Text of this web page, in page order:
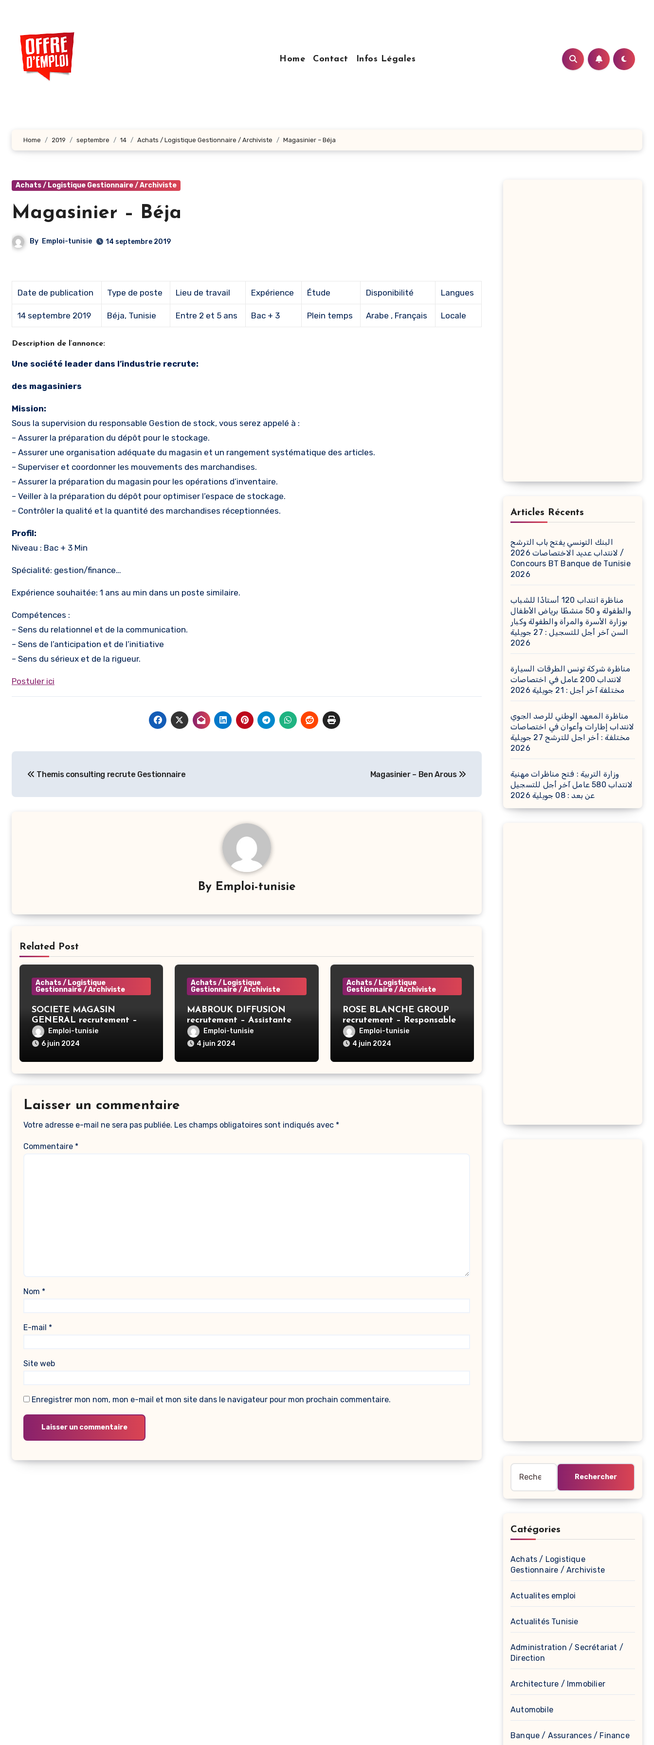
contenu
principal
Home
Contact Infos Légales
Home 2019 septembre 14 Achats / Logistique Gestionnaire / Archiviste Magasinier – Béja
Achats / Logistique Gestionnaire / Archiviste
Magasinier – Béja
By Emploi-tunisie 14 septembre 2019
Date de publication Type de poste Lieu de travail Expérience Étude Disponibilité Langues
14 septembre 2019 Béja, Tunisie Entre 2 et 5 ans Bac + 3 Plein temps Arabe , Français Locale
Description de l’annonce:
Une société leader dans l’industrie recrute:
des magasiniers
Mission:
Sous la supervision du responsable Gestion de stock, vous serez appelé à :
– Assurer la préparation du dépôt pour le stockage.
– Assurer une organisation adéquate du magasin et un rangement systématique des articles.
– Superviser et coordonner les mouvements des marchandises.
– Assurer la préparation du magasin pour les opérations d’inventaire.
– Veiller à la préparation du dépôt pour optimiser l’espace de stockage.
– Contrôler la qualité et la quantité des marchandises réceptionnées.
Profil:
Niveau : Bac + 3 Min
Spécialité: gestion/finance…
Expérience souhaitée: 1 ans au min dans un poste similaire.
Compétences :
– Sens du relationnel et de la communication.
– Sens de l’anticipation et de l’initiative
– Sens du sérieux et de la rigueur.
Postuler ici
de
l’article
Themis consulting recrute Gestionnaire Magasinier – Ben Arous
By Emploi-tunisie
Related Post
Achats / Logistique
Gestionnaire / Archiviste
SOCIETE MAGASIN
GENERAL recrutement –
Acheteur Téléphonie – Tunis
Emploi-tunisie
6 juin 2024
Achats / Logistique
Gestionnaire / Archiviste
MABROUK DIFFUSION
recrutement – Assistante
achat – Tunis
Emploi-tunisie
4 juin 2024
Achats / Logistique
Gestionnaire / Archiviste
ROSE BLANCHE GROUP
recrutement – Responsable
Sécurité Incendie Groupe –
Sousse
Emploi-tunisie
4 juin 2024
Laisser un commentaire
Votre adresse e-mail ne sera pas publiée. Les champs obligatoires sont indiqués avec *
Commentaire *
Nom *
E-mail *
Site web
Enregistrer mon nom, mon e-mail et mon site dans le navigateur pour mon prochain commentaire.
Articles Récents
البنك التونسي يفتح باب الترشح
لانتداب عديد الاختصاصات 2026 /
Concours BT Banque de Tunisie
2026
مناظرة انتداب 120 أستاذًا للشباب
والطفولة و 50 منشطًا برياض الأطفال
بوزارة الأسرة والمرأة والطفولة وكبار
السن آخر أجل للتسجيل : 27 جويلية
2026
مناظرة شركة تونس الطرقات السيارة
لانتداب 200 عامل في اختصاصات
مختلفة آخر أجل : 21 جويلية 2026
مناظرة المعهد الوطني للرصد الجوي
لانتداب إطارات وأعوان في اختصاصات
مختلفة : أخر اجل للترشح 27 جويلية
2026
وزارة التربية : فتح مناظرات مهنية
لانتداب 580 عامل آخر أجل للتسجيل
عن بعد : 08 جويلية 2026
Catégories
Achats / Logistique
Gestionnaire / Archiviste
Actualites emploi
Actualités Tunisie
Administration / Secrétariat /
Direction
Architecture / Immobilier
Automobile
Banque / Assurances / Finance